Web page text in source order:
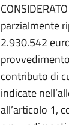
parzialmente
2.930.542
provvedimento
contributo di
indicate
all’articolo 1,